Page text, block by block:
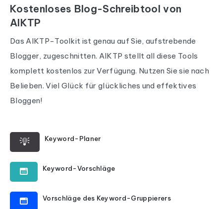
Kostenloses Blog-Schreibtool von
AIKTP
Das AIKTP-Toolkit ist genau auf Sie, aufstrebende
Blogger, zugeschnitten. AIKTP stellt all diese Tools
komplett kostenlos zur Verfügung. Nutzen Sie sie nach
Belieben. Viel Glück für glückliches und effektives
Bloggen!
Keyword-Planer
Keyword-Vorschläge
Vorschläge des Keyword-Gruppierers